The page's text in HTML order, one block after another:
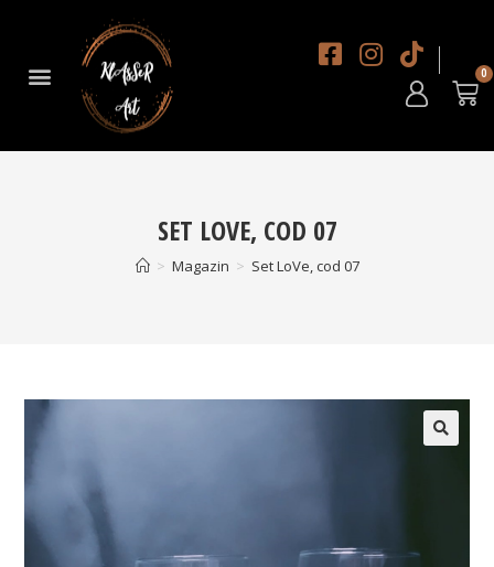
SET LOVE, COD 07
> Magazin > Set LoVe, cod 07